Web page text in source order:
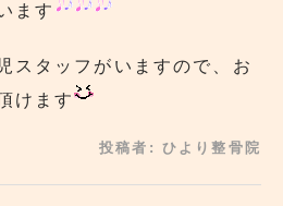
ます
スタッフがいますので、お
けます
投稿者: ひより整骨院